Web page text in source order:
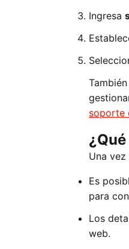
Ingresa
soporte
Una
Es
para
Los
web.